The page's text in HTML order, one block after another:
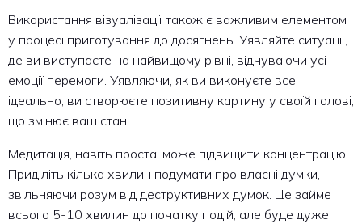
Використання візуалізації також є важливим елементом
у процесі приготування до досягнень. Уявляйте ситуації,
де ви виступаєте на найвищому рівні, відчуваючи усі
емоції перемоги. Уявляючи, як ви виконуєте все
ідеально, ви створюєте позитивну картину у своїй голові,
що змінює ваш стан.
Медитація, навіть проста, може підвищити концентрацію.
Приділіть кілька хвилин подумати про власні думки,
звільняючи розум від деструктивних думок. Це займе
всього 5-10 хвилин до початку подій, але буде дуже